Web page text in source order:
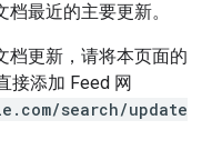
最近的主要更新。
档更新，请将本页面的
接添加 Feed 网
search/update